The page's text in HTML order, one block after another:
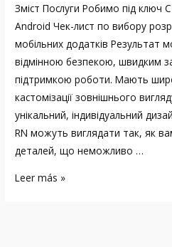
Зміст Послуги Робимо під ключ
Android Чек-лист по вибору
мобільних додатків Результат
відмінною безпекою, швидким
підтримкою роботи. Мають
кастомізації зовнішнього
унікальний, індивідуальний
RN можуть виглядати так, як
деталей, що неможливо …
React
Leer más »